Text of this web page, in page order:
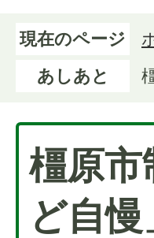
現在のページ
あしあと
橿原市
ど自